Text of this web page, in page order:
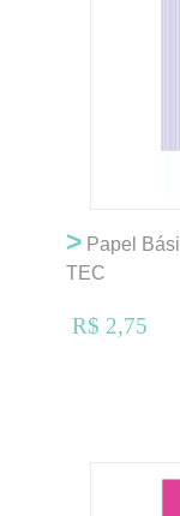
> Papel
TEC
R$ 2,75